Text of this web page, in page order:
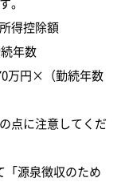
除額
年数
円×（勤続年数
点に注意してくだ
源泉徴収のため